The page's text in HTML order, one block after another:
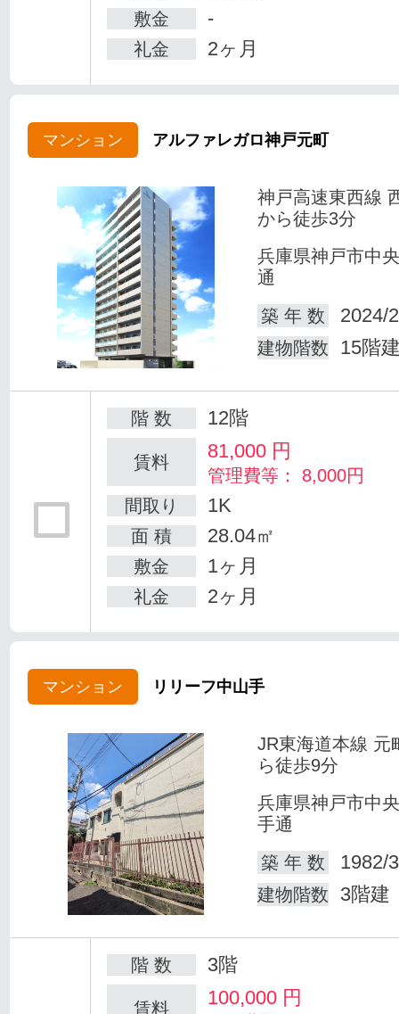
敷金 -
礼金 2ヶ月
マンション アルファレガロ神戸元町
神戸高速東西線
から徒歩3分
兵庫県神戸市中
通
築 年 数
2024/
建物階数 15階
階 数 12階
賃料 81,000 円
管理費等： 8,000円
間取り
1K
面 積 28.04㎡
敷金 1ヶ月
礼金 2ヶ月
マンション リリーフ中山手
JR東海道本線 元
ら徒歩9分
兵庫県神戸市中
手通
築 年 数
1982/
建物階数 3階建
階 数 3階
賃料 100,000 円